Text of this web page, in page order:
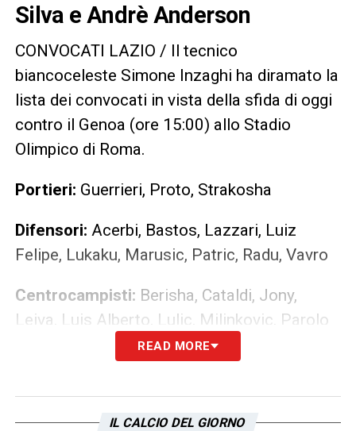
Silva e Andrè Anderson
CONVOCATI LAZIO / Il tecnico
biancoceleste Simone Inzaghi ha diramato la
lista dei convocati in vista della sfida di oggi
contro il Genoa (ore 15:00) allo Stadio
Olimpico di Roma.
Portieri: Guerrieri, Proto, Strakosha
Difensori: Acerbi, Bastos, Lazzari, Luiz
Felipe, Lukaku, Marusic, Patric, Radu, Vavro
Centrocampisti: Berisha, Cataldi, Jony,
Leiva, Luis Alberto, Lulic, Milinkovic, Parolo
Adekanye, Caicedo, Correa,
READ MORE
IL CALCIO DEL GIORNO